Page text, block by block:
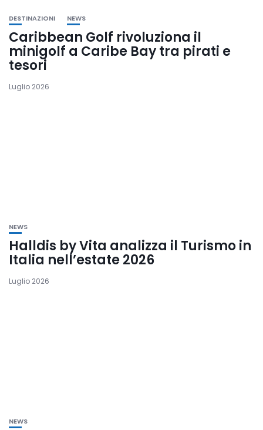
DESTINAZIONI NEWS
Caribbean Golf rivoluziona il
minigolf a Caribe Bay tra pirati e
tesori
Luglio 2026
NEWS
Halldis by Vita analizza il Turismo in
Italia nell’estate 2026
Luglio 2026
NEWS